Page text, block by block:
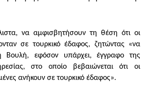
να αμφισβητήσουν τη θέση ότι οι
σε τουρκικό έδαφος, ζητώντας «να
Βουλή, εφόσον υπάρχει, έγγραφο της
στο οποίο βεβαιώνεται ότι οι
ανήκουν σε τουρκικό έδαφος».